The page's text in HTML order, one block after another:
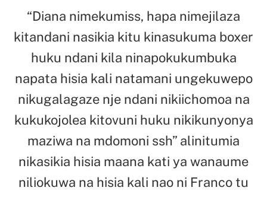
“Diana nimekumiss, hapa nimejilaza
kitandani nasikia kitu kinasukuma boxer
huku ndani kila ninapokukumbuka
napata hisia kali natamani ungekuwepo
nikugalagaze nje ndani nikiichomoa na
kukukojolea kitovuni huku nikikunyonya
maziwa na mdomoni ssh” alinitumia
nikasikia hisia maana kati ya wanaume
niliokuwa na hisia kali nao ni Franco tu